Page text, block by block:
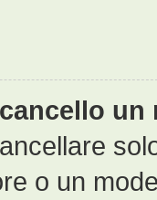
un
o un